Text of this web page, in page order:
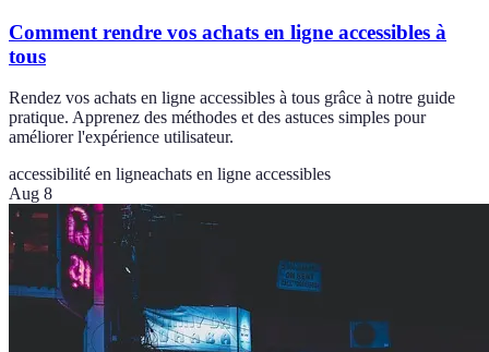
Comment rendre vos achats en ligne accessibles à
tous
Rendez vos achats en ligne accessibles à tous grâce à notre guide
pratique. Apprenez des méthodes et des astuces simples pour
améliorer l'expérience utilisateur.
accessibilité en ligneachats en ligne accessibles
Aug 8